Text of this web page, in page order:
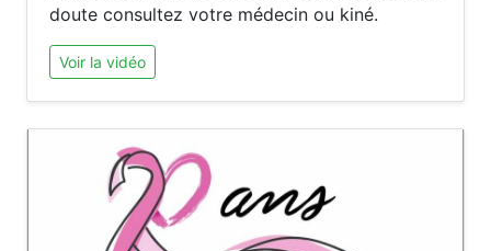
doute consultez votre médecin ou kiné.
Voir la vidéo